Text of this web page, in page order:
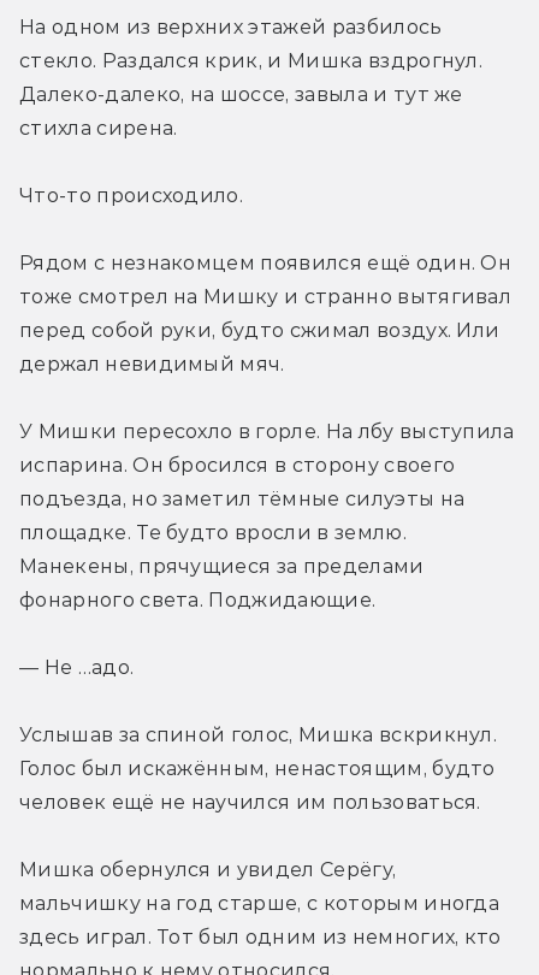
На одном из верхних этажей разбилось
стекло. Раздался крик, и Мишка вздрогнул.
Далеко-далеко, на шоссе, завыла и тут же
стихла сирена.
Что-то происходило.
Рядом с незнакомцем появился ещё один. Он
тоже смотрел на Мишку и странно вытягивал
перед собой руки, будто сжимал воздух. Или
держал невидимый мяч.
У Мишки пересохло в горле. На лбу выступила
испарина. Он бросился в сторону своего
подъезда, но заметил тёмные силуэты на
площадке. Те будто вросли в землю.
Манекены, прячущиеся за пределами
фонарного света. Поджидающие.
— Не …адо.
Услышав за спиной голос, Мишка вскрикнул.
Голос был искажённым, ненастоящим, будто
человек ещё не научился им пользоваться.
Мишка обернулся и увидел Серёгу,
мальчишку на год старше, с которым иногда
здесь играл. Тот был одним из немногих, кто
нормально к нему относился.